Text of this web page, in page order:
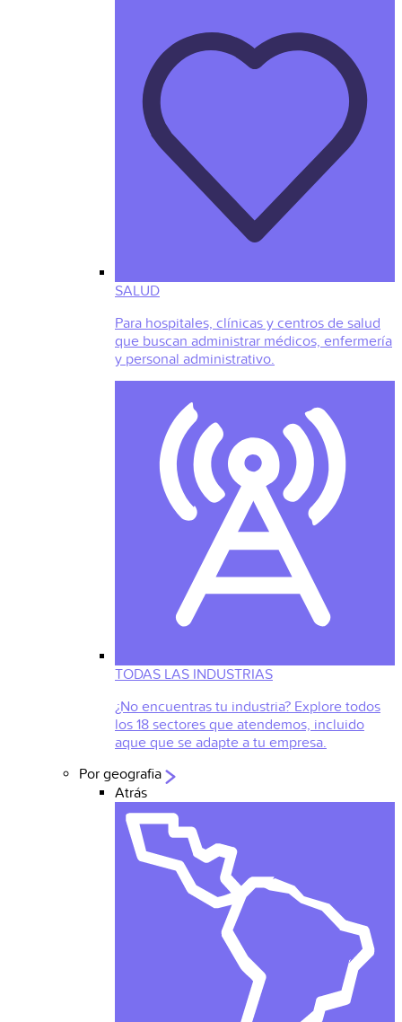
SALUD
Para hospitales, clínicas y centros de salud
que buscan administrar médicos, enfermería
y personal administrativo.
TODAS LAS INDUSTRIAS
¿No encuentras tu industria? Explore todos
los 18 sectores que atendemos, incluido
aque que se adapte a tu empresa.
Por geografia
Atrás